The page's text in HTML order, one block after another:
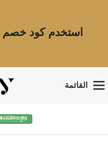
استخدم كود خصم
القائمة